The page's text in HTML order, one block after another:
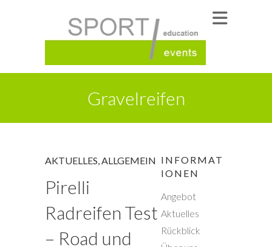
Gravelreifen
AKTUELLES,ALLGEMEIN
Pirelli
Radreifen Test
– Road und
INFORMAT
IONEN
Angebot
Aktuelles
Rückblick